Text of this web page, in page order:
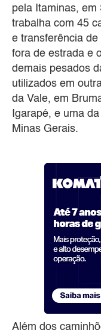
pela Itaminas, em
trabalha com 45
e transferência
fora de estrada e
demais pesados
utilizados em
da Vale, em
Igarapé, e uma
Minas Gerais.
Além dos